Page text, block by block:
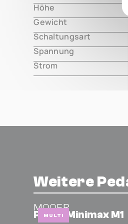
Höhe
Gewicht
Schaltungsart
Spannung
Strom
Weitere
MULTI
MOOER
Prime Minimax M1